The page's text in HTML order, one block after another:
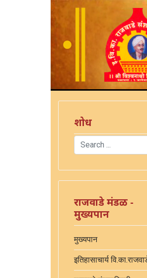
शोध
Search
राजवाडे मंडळ -
मुख्यपान
मुख्यपान
इतिहासाचार्य